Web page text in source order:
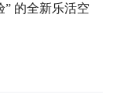
” 的全新乐活空